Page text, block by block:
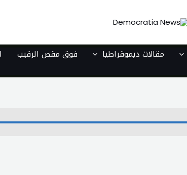
مقالات ديموقراطيا فوق مقص الرقيب